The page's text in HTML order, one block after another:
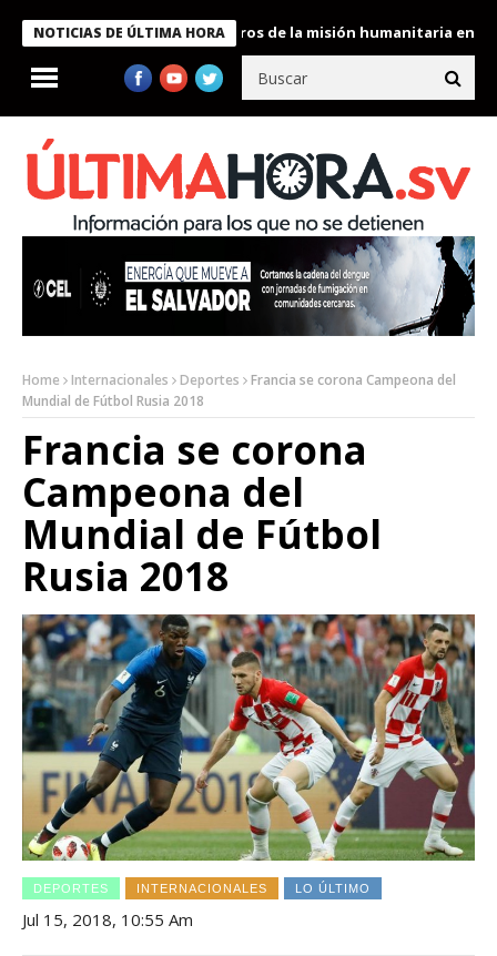
NOTICIAS DE ÚLTIMA HORA
condecora a miembros de la misión humanitaria enviada a
Home Internacionales Deportes
Francia se corona Campeona del
Mundial de Fútbol Rusia 2018
Francia se corona
Campeona del
Mundial de Fútbol
Rusia 2018
DEPORTES INTERNACIONALES LO ÚLTIMO
Jul 15, 2018, 10:55 Am